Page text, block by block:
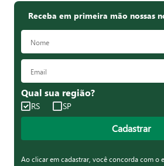
Receba em primeira mão nossas
Qual sua região?
RS SP
Cadastrar
Ao clicar em cadastrar, você concorda com o